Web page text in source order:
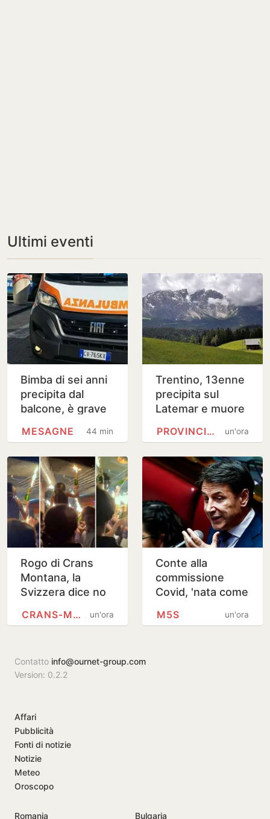
Ultimi eventi
Bimba di sei anni
precipita dal
balcone, è grave
44 minuti
MESAGNE
Trentino, 13enne
precipita sul
Latemar e muore
un'ora
PROVINCIA DI TRENTO
Rogo di Crans
Montana, la
Svizzera dice no
dal processo
un'ora
CRANS-MONTANA
Conte alla
commissione
Covid, 'nata come
d'esecuzione
un'ora
M5S
Contatto info@ournet-group.com
Version: 0.2.2
Affari
Pubblicità
Fonti di notizie
Notizie
Meteo
Oroscopo
Romania Bulgaria